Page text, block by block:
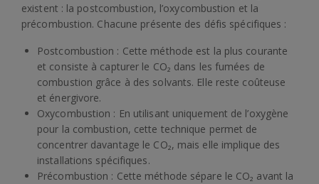
existent : la postcombustion, l’oxycombustion et la
précombustion. Chacune présente des défis spécifiques :
Postcombustion : Cette méthode est la plus courante
et consiste à capturer le CO₂ dans les fumées de
combustion grâce à des solvants. Elle reste coûteuse
et énergivore.
Oxycombustion : En utilisant uniquement de l’oxygène
pour la combustion, cette technique permet de
concentrer davantage le CO₂, mais elle implique des
installations spécifiques.
Précombustion : Cette méthode sépare le CO₂ avant la